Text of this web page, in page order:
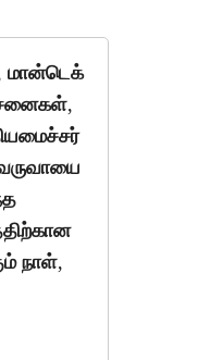
மான்டெக்
நாள்,